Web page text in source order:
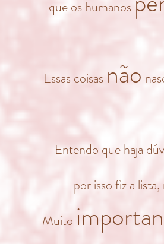
que os humanos
Essas coisas não
Entendo que haja
por isso fiz a
Muito